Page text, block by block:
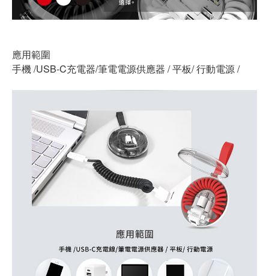
應用範圍
手機 /USB-C充電器/筆電電源供應器 / 平板/ 行動電源 /